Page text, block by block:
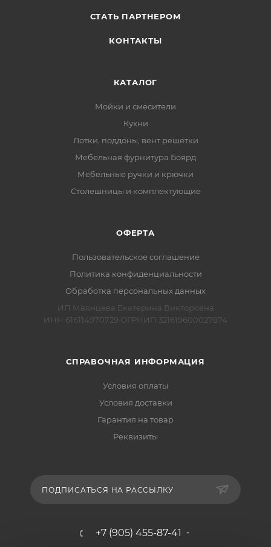
SB20 обладает максимальной грузоподъёмностью
обеспечивают бесперебойную работу на
независимой международной лаборатории SGS.
Система СТАРТ имеет европейские присадочные
размеры и представлена в монтажных длинах от
300 до 550 мм.
СТАТЬ ПАРТНЕРОМ
КОНТАКТЫ
КАТАЛОГ
Мойки и смесители
Кухни
Лотки, поддоны, вент решетки
Мебельная фурнитура Боярд
Мебельные ручки и крючки
Столешницы и комплектующие
ОФЕРТА
Пользовательское соглашение
Политика конфиденциальности
Обработка персональных данных
ИП Маянцева Екатерина Викторовна
ИНН 616114970729 ОГРНИП 321619600027874
СПРАВОЧНАЯ ИНФОРМАЦИЯ
Условия оплаты
Условия доставки
Гарантия на товар
Реквизиты
ПОДПИСАТЬСЯ НА РАССЫЛКУ
+7 (905) 455-87-41